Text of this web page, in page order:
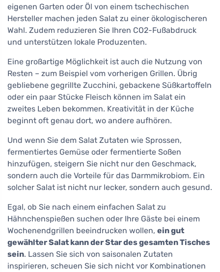
eigenen Garten oder Öl von einem tschechischen
Hersteller machen jeden Salat zu einer ökologischeren
Wahl. Zudem reduzieren Sie Ihren CO2-Fußabdruck
und unterstützen lokale Produzenten.
Eine großartige Möglichkeit ist auch die Nutzung von
Resten – zum Beispiel vom vorherigen Grillen. Übrig
gebliebene gegrillte Zucchini, gebackene Süßkartoffeln
oder ein paar Stücke Fleisch können im Salat ein
zweites Leben bekommen. Kreativität in der Küche
beginnt oft genau dort, wo andere aufhören.
Und wenn Sie dem Salat Zutaten wie Sprossen,
fermentiertes Gemüse oder fermentierte Soßen
hinzufügen, steigern Sie nicht nur den Geschmack,
sondern auch die Vorteile für das Darmmikrobiom. Ein
solcher Salat ist nicht nur lecker, sondern auch gesund.
Egal, ob Sie nach einem einfachen Salat zu
Hähnchenspießen suchen oder Ihre Gäste bei einem
Wochenendgrillen beeindrucken wollen, ein gut
gewählter Salat kann der Star des gesamten Tisches
sein. Lassen Sie sich von saisonalen Zutaten
inspirieren, scheuen Sie sich nicht vor Kombinationen